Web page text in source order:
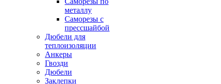
металлу
Саморезы с
прессшайбой
Дюбели для
теплоизоляции
Анкеры
Гвозди
Дюбели
Заклепки